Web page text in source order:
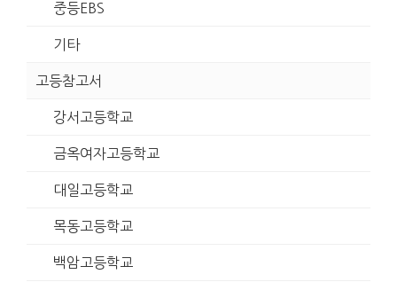
중등EBS
기타
고등참고서
강서고등학교
금옥여자고등학교
대일고등학교
목동고등학교
백암고등학교